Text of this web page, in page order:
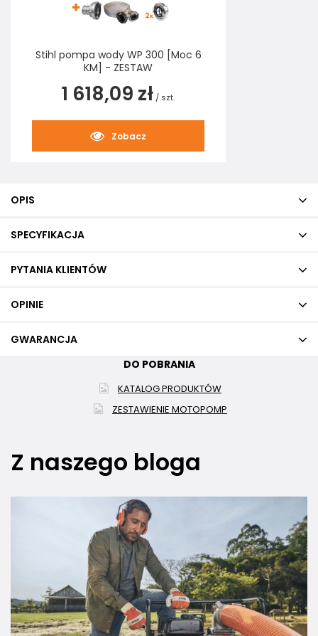
Stihl pompa wody WP 300 [Moc 6
KM] - ZESTAW
1 618,09 zł / szt.
Zobacz
OPIS
SPECYFIKACJA
PYTANIA KLIENTÓW
OPINIE
GWARANCJA
DO POBRANIA
KATALOG PRODUKTÓW
ZESTAWIENIE MOTOPOMP
Z naszego bloga